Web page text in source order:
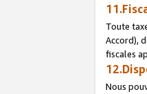
Toute
Accord),
fiscales
Nous